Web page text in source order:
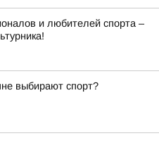
и любителей спорта –
выбирают спорт?